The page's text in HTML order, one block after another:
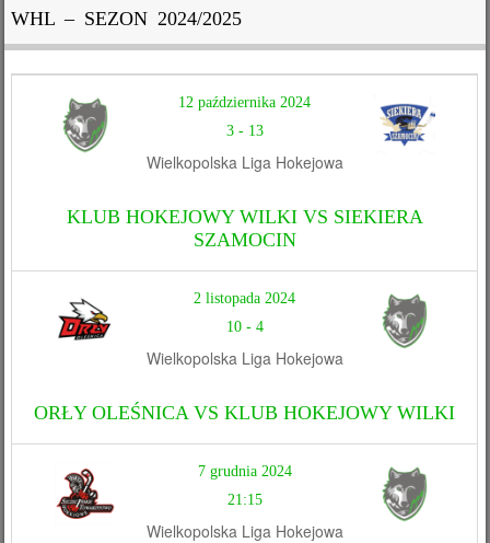
WHL – SEZON 2024/2025
12 października 2024
3- 13
Wielkopolska Liga Hokejowa
KLUB HOKEJOWY WILKI VS SIEKIERA
SZAMOCIN
2 listopada 2024
10- 4
Wielkopolska Liga Hokejowa
ORŁY OLEŚNICA VS KLUB HOKEJOWY WILKI
7 grudnia 2024
21:15
Wielkopolska Liga Hokejowa